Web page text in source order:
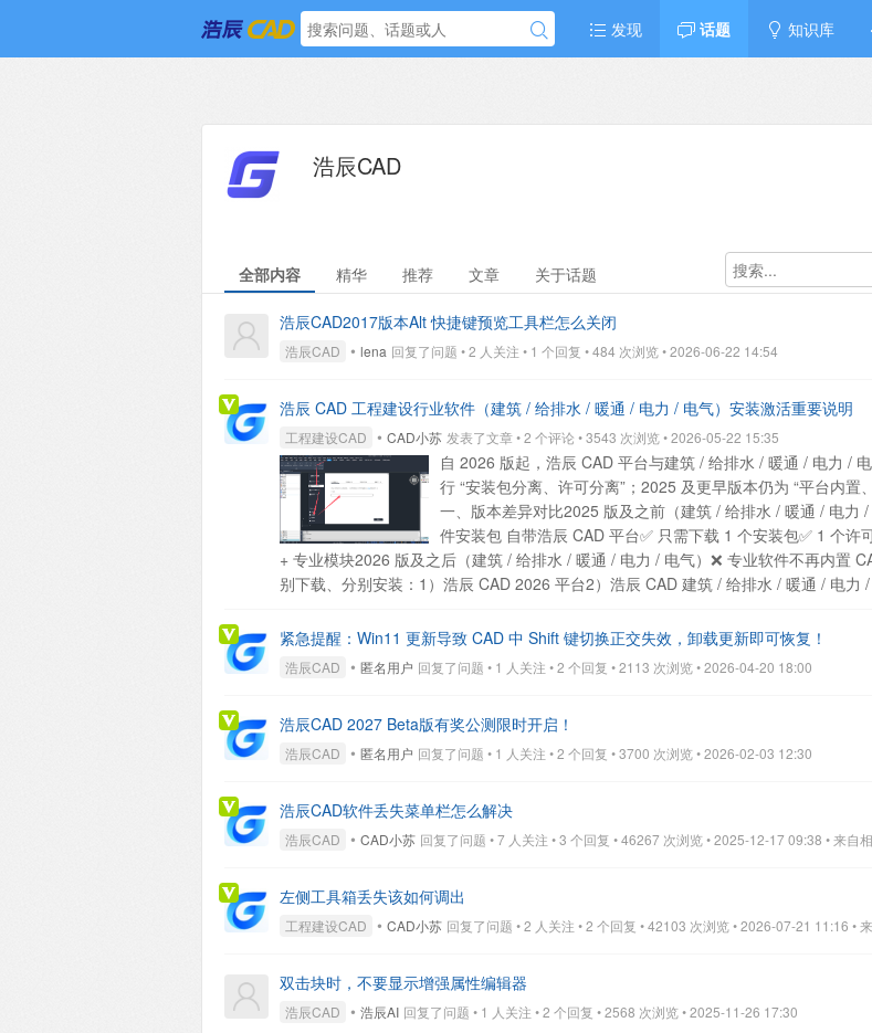
发现 话题 知识库
浩辰CAD
全部内容 精华 推荐 文章 关于话题
浩辰CAD2017版本Alt 快捷键预览工具栏怎么关闭
浩辰CAD • lena 回复了问题 • 2 人关注 • 1 个回复 • 484 次浏览 • 2026-06-22 14:54
浩辰 CAD 工程建设行业软件（建筑 / 给排水 / 暖通 / 电力 / 电气）安装激活重要说明
工程建设CAD • CAD小苏 发表了文章 • 2 个评论 • 3543 次浏览 • 2026-05-22 15:35
自 2026 版起，浩辰 CAD 平台与建筑 / 给排水 / 暖通 / 电力 /
行 “安装包分离、许可分离”；2025 及更早版本仍为 “平台内置
一、版本差异对比2025 版及之前（建筑 / 给排水 / 暖通 / 电力
件安装包 自带浩辰 CAD 平台✅ 只需下载 1 个安装包✅ 1 个许
+ 专业模块2026 版及之后（建筑 / 给排水 / 暖通 / 电力 / 电气）❌ 专业软件不再内置
别下载、分别安装：1）浩辰 CAD 2026 平台2）浩辰 CAD 建筑 / 给排水 / 暖通 / 电力
以“浩辰 CAD 建筑 2026” 为例，其他专业（给排水 / 暖通 / 电力 / 电气）流程完全一致
① 浩辰 CAD 2026 平台安装包② 浩辰 CAD 建筑 2026 安装包安装（顺序不分先后）先
2026 平台”再装 “浩辰 CAD 建筑 2026”（或反过来）激活（两个许可）打开 浩辰
活任一，专业软件都无法正常使用。三、常见疑问Q：我只装行业软件模块，不装 CAD
不行。所有专业软件必须依赖浩辰 CAD 平台或者AutoCAD平台运行。Q：2026 版可
紧急提醒：Win11 更新导致 CAD 中 Shift 键切换正交失效，卸载更新即可恢复！
浩辰CAD • 匿名用户 回复了问题 • 1 人关注 • 2 个回复 • 2113 次浏览 • 2026-04-20 18:00
浩辰CAD 2027 Beta版有奖公测限时开启！
浩辰CAD • 匿名用户 回复了问题 • 1 人关注 • 2 个回复 • 3700 次浏览 • 2026-02-03 12:30
浩辰CAD软件丢失菜单栏怎么解决
浩辰CAD • CAD小苏 回复了问题 • 7 人关注 • 3 个回复 • 46267 次浏览 • 2025-12-17 09:38 • 来自
左侧工具箱丢失该如何调出
工程建设CAD • CAD小苏 回复了问题 • 2 人关注 • 2 个回复 • 42103 次浏览 • 2026-07-21 11:16 •
双击块时，不要显示增强属性编辑器
浩辰CAD • 浩辰AI 回复了问题 • 1 人关注 • 2 个回复 • 2568 次浏览 • 2025-11-26 17:30